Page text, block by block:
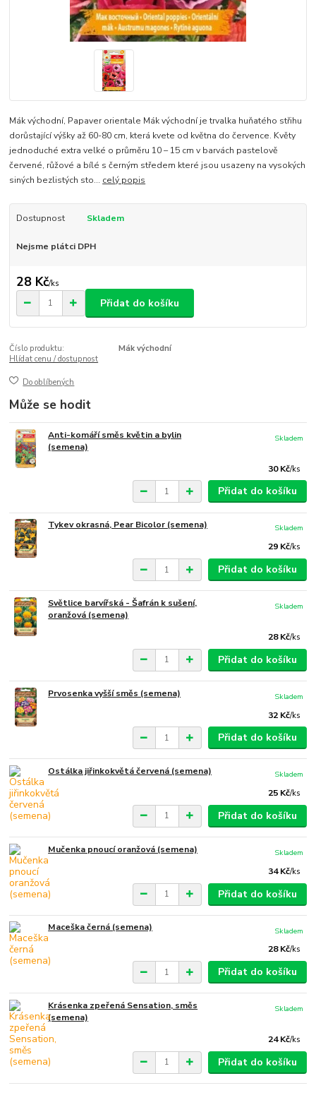
Mák východní, Papaver orientale Mák východní je trvalka huňatého střihu
dorůstající výšky až 60-80 cm, která kvete od května do července. Květy
jednoduché extra velké o průměru 10 – 15 cm v barvách pastelově
červené, růžové a bílé s černým středem které jsou usazeny na vysokých
siných bezlistých sto... celý popis
Dostupnost Skladem
Nejsme plátci DPH
28 Kč/ks
Přidat do košíku
Číslo produktu:
Mák východní
Hlídat cenu / dostupnost
Do oblíbených
Může se hodit
Anti-komáří směs květin a bylin
(semena)
30 Kč/ks
Skladem
Přidat do košíku
Tykev okrasná, Pear Bicolor (semena)
29 Kč/ks
Skladem
Přidat do košíku
Světlice barvířská - Šafrán k sušení,
oranžová (semena)
28 Kč/ks
Skladem
Přidat do košíku
Prvosenka vyšší směs (semena)
32 Kč/ks
Skladem
Přidat do košíku
Ostálka jiřinkokvětá červená (semena)
25 Kč/ks
Skladem
Přidat do košíku
Mučenka pnoucí oranžová (semena)
34 Kč/ks
Skladem
Přidat do košíku
Maceška černá (semena)
28 Kč/ks
Skladem
Přidat do košíku
Krásenka zpeřená Sensation, směs
(semena)
24 Kč/ks
Skladem
Přidat do košíku